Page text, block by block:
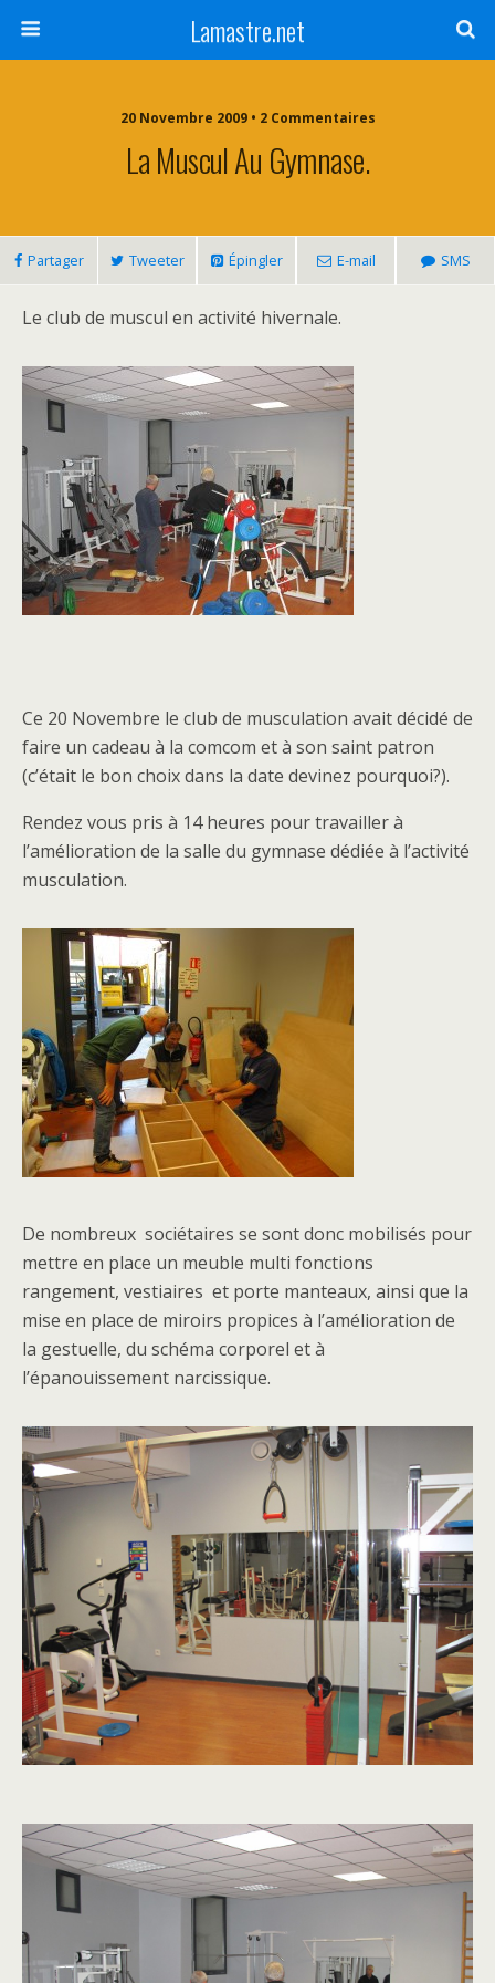
Lamastre.net
20 Novembre 2009 • 2 Commentaires
La Muscul Au Gymnase.
Partager Tweeter Épingler E-mail SMS
Le club de muscul en activité hivernale.
Ce 20 Novembre le club de musculation avait décidé de
faire un cadeau à la comcom et à son saint patron
(c’était le bon choix dans la date devinez pourquoi?).
Rendez vous pris à 14 heures pour travailler à
l’amélioration de la salle du gymnase dédiée à l’activité
musculation.
De nombreux sociétaires se sont donc mobilisés pour
mettre en place un meuble multi fonctions
rangement, vestiaires et porte manteaux, ainsi que la
mise en place de miroirs propices à l’amélioration de
la gestuelle, du schéma corporel et à
l’épanouissement narcissique.